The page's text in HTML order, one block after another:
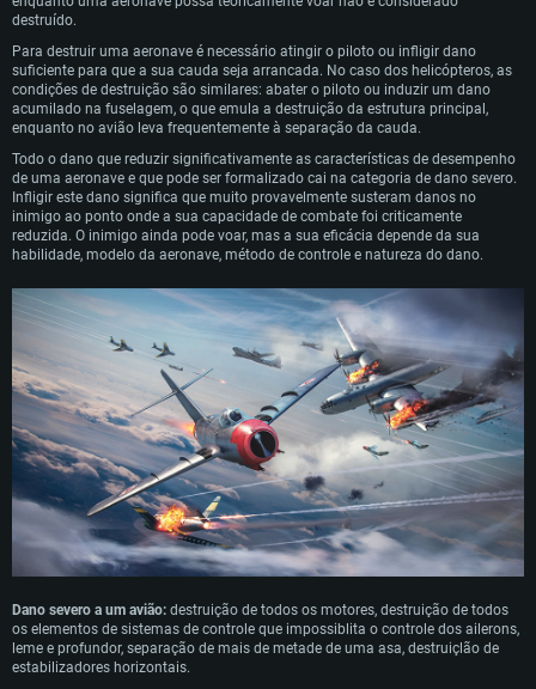
destruído.
Para destruir uma aeronave é necessário atingir o piloto ou infligir dano
suficiente para que a sua cauda seja arrancada. No caso dos helicópteros, as
condições de destruição são similares: abater o piloto ou induzir um dano
acumilado na fuselagem, o que emula a destruição da estrutura principal,
enquanto no avião leva frequentemente à separação da cauda.
Todo o dano que reduzir significativamente as características de desempenho
de uma aeronave e que pode ser formalizado cai na categoria de dano severo.
Infligir este dano significa que muito provavelmente susteram danos no
inimigo ao ponto onde a sua capacidade de combate foi criticamente
reduzida. O inimigo ainda pode voar, mas a sua eficácia depende da sua
habilidade, modelo da aeronave, método de controle e natureza do dano.
Dano severo a um avião: destruição de todos os motores, destruição de todos
os elementos de sistemas de controle que impossiblita o controle dos ailerons,
leme e profundor, separação de mais de metade de uma asa, destruiçlão de
estabilizadores horizontais.